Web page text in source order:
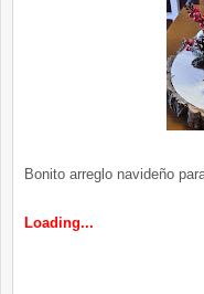
Bonito arreglo navideño
Loading...